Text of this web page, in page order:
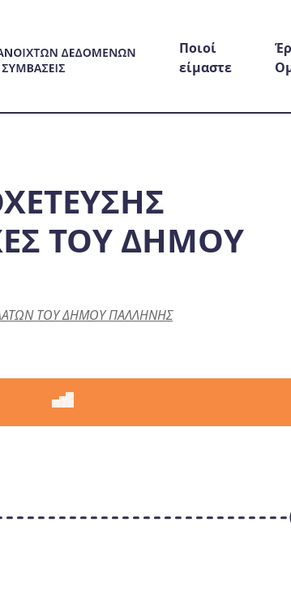
Ποιοί
είμαστε
ΤΟΥ ΔΗΜΟΥ
ΤΟΥ ΔΗΜΟΥ ΠΑΛΛΗΝΗΣ